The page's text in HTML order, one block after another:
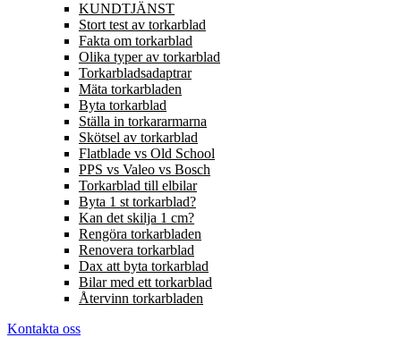
KUNDTJÄNST
Stort test av torkarblad
Fakta om torkarblad
Olika typer av torkarblad
Torkarbladsadaptrar
Mäta torkarbladen
Byta torkarblad
Ställa in torkararmarna
Skötsel av torkarblad
Flatblade vs Old School
PPS vs Valeo vs Bosch
Torkarblad till elbilar
Byta 1 st torkarblad?
Kan det skilja 1 cm?
Rengöra torkarbladen
Renovera torkarblad
Dax att byta torkarblad
Bilar med ett torkarblad
Återvinn torkarbladen
Kontakta oss